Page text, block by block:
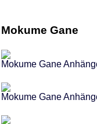
Mokume Gane
Mokume Gane
Mokume Gane